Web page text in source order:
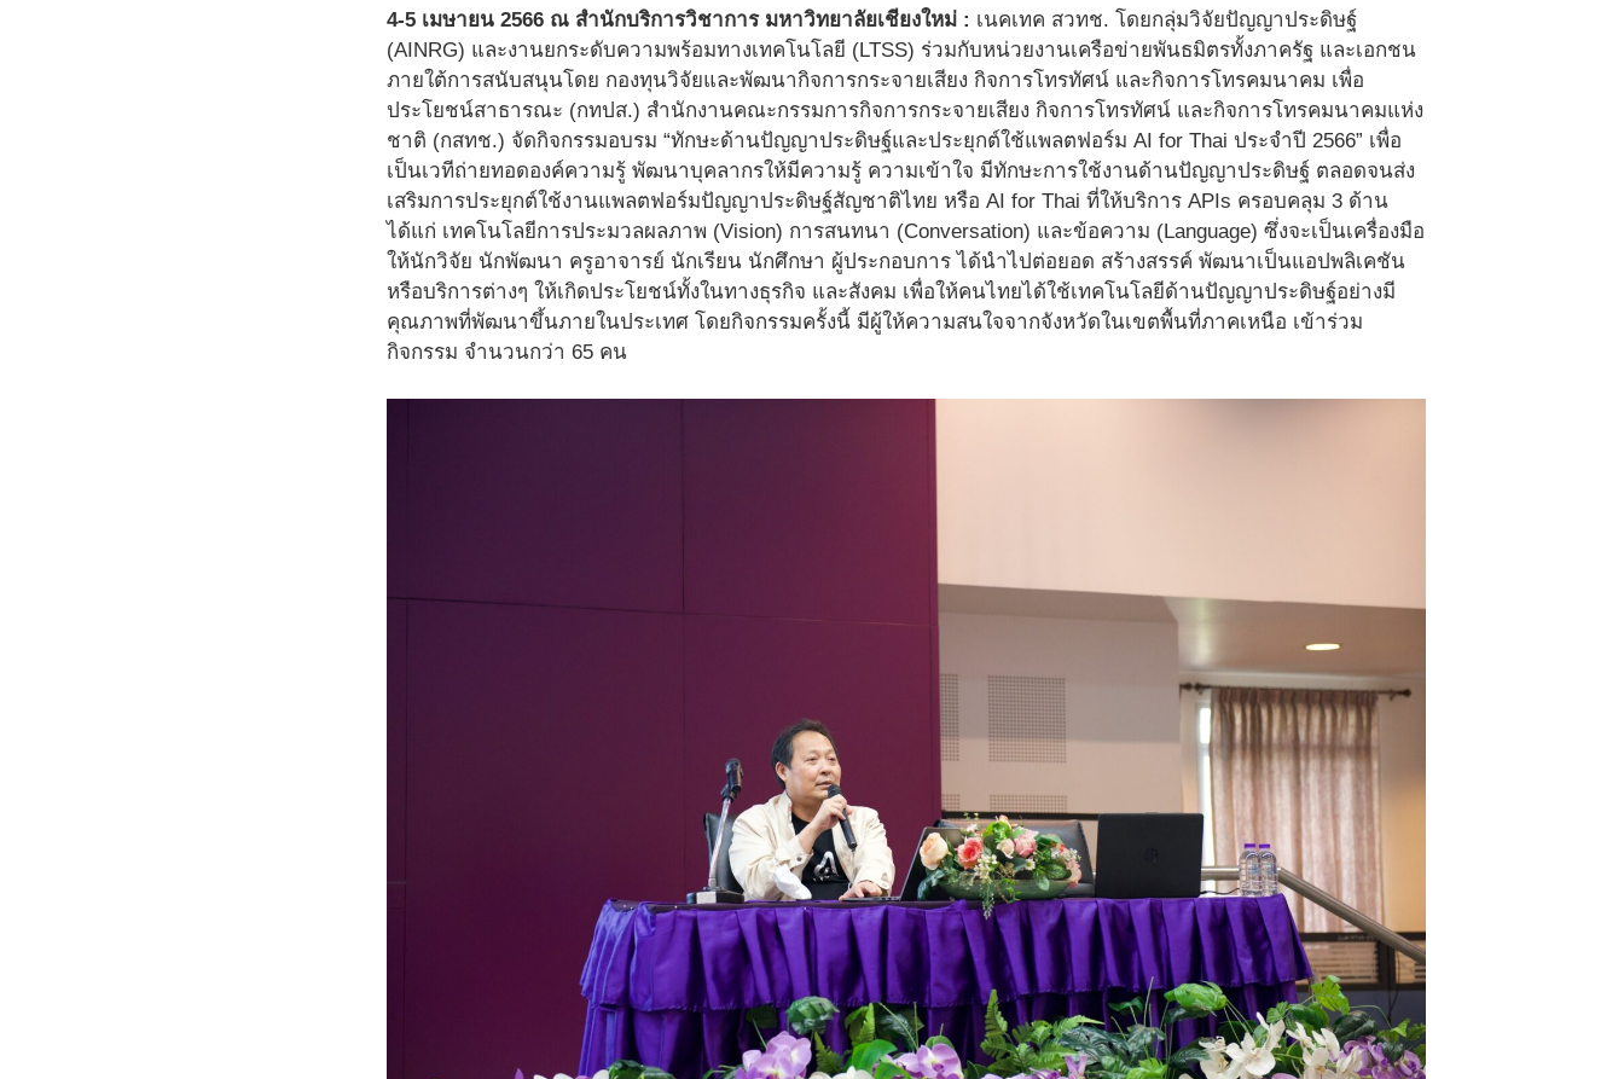
4-5 เมษายน 2566 ณ สำนักบริการวิชาการ มหาวิทยาลัยเชียงใหม่ : เนคเทค สวทช. โดยกลุ่มวิจัยปัญญาประดิษฐ์
(AINRG) และงานยกระดับความพร้อมทางเทคโนโลยี (LTSS) ร่วมกับหน่วยงานเครือข่ายพันธมิตรทั้งภาครัฐ และเอกชน
ภายใต้การสนับสนุนโดย กองทุนวิจัยและพัฒนากิจการกระจายเสียง กิจการโทรทัศน์ และกิจการโทรคมนาคม เพื่อ
ประโยชน์สาธารณะ (กทปส.) สำนักงานคณะกรรมการกิจการกระจายเสียง กิจการโทรทัศน์ และกิจการโทรคมนาคมแห่ง
ชาติ (กสทช.) จัดกิจกรรมอบรม “ทักษะด้านปัญญาประดิษฐ์และประยุกต์ใช้แพลตฟอร์ม AI for Thai ประจำปี 2566” เพื่อ
เป็นเวทีถ่ายทอดองค์ความรู้ พัฒนาบุคลากรให้มีความรู้ ความเข้าใจ มีทักษะการใช้งานด้านปัญญาประดิษฐ์ ตลอดจนส่ง
เสริมการประยุกต์ใช้งานแพลตฟอร์มปัญญาประดิษฐ์สัญชาติไทย หรือ AI for Thai ที่ให้บริการ APIs ครอบคลุม 3 ด้าน
ได้แก่ เทคโนโลยีการประมวลผลภาพ (Vision) การสนทนา (Conversation) และข้อความ (Language) ซึ่งจะเป็นเครื่องมือ
ให้นักวิจัย นักพัฒนา ครูอาจารย์ นักเรียน นักศึกษา ผู้ประกอบการ ได้นำไปต่อยอด สร้างสรรค์ พัฒนาเป็นแอปพลิเคชัน
หรือบริการต่างๆ ให้เกิดประโยชน์ทั้งในทางธุรกิจ และสังคม เพื่อให้คนไทยได้ใช้เทคโนโลยีด้านปัญญาประดิษฐ์อย่างมี
คุณภาพที่พัฒนาขึ้นภายในประเทศ โดยกิจกรรมครั้งนี้ มีผู้ให้ความสนใจจากจังหวัดในเขตพื้นที่ภาคเหนือ เข้าร่วม
กิจกรรม จำนวนกว่า 65 คน